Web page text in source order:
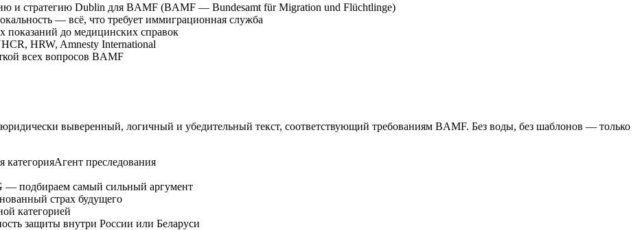
и стратегию Dublin для BAMF (BAMF — Bundesamt für Migration und Flüchtlinge)
— всё, что требует иммиграционная служба
показаний до медицинских справок
HRW, Amnesty International
всех вопросов BAMF
выверенный, логичный и убедительный текст, соответствующий требованиям BAMF. Без воды, без шаблонов — только
категорияАгент преследования
— подбираем самый сильный аргумент
страх будущего
категорией
защиты внутри России или Беларуси